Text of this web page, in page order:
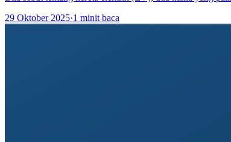
29 Oktober 2025·1 minit baca